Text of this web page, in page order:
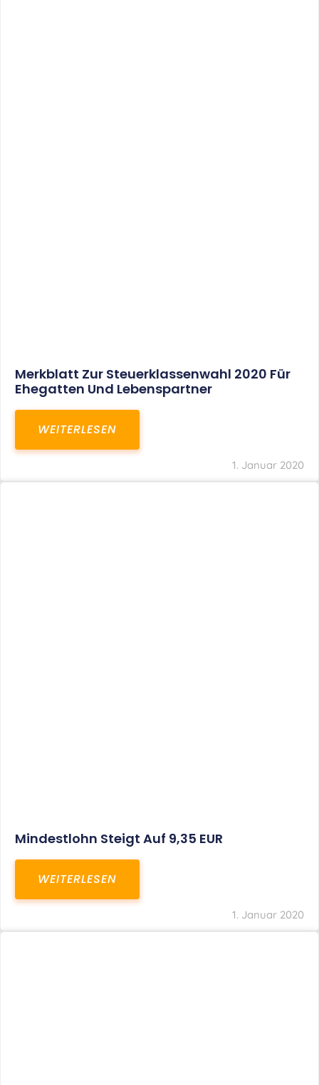
Merkblatt Zur Steuerklassenwahl 2020 Für
Ehegatten Und Lebenspartner
WEITERLESEN
1. Januar 2020
Mindestlohn Steigt Auf 9,35 EUR
WEITERLESEN
1. Januar 2020